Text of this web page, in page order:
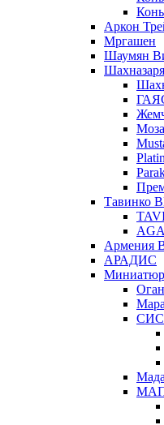
Аркон
Мргашен
Шаумян
Тавинко
Армения
АРАДИС